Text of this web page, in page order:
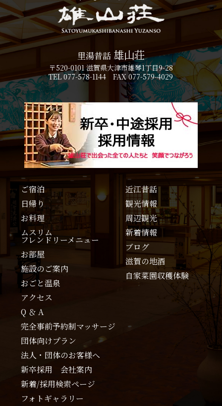
里湯昔話雄山荘
〒520-0101 滋賀県大津市雄琴1丁目9-28
TEL 077-578-1144 FAX 077-579-4029
ご宿泊
日帰り
お料理
ムスリム
フレンドリーメニュー
お部屋
施設のご案内
おごと温泉
アクセス
近江昔話
観光情報
周辺観光
新着情報
ブログ
滋賀の地酒
自家菜園収穫体験
Q ＆ A
完全事前予約制マッサージ
団体向けプラン
法人・団体のお客様へ
新卒採用 会社案内
新着/採用検索ページ
フォトギャラリー